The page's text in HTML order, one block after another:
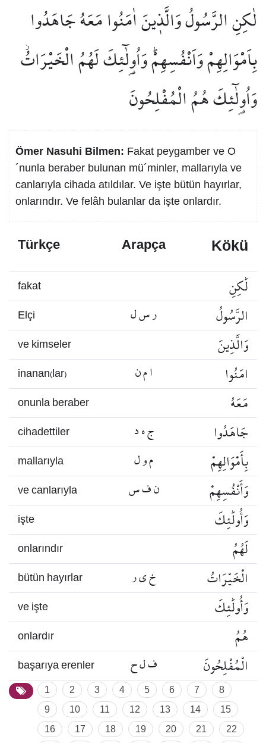
لٰكِنِ الرَّسُولُ وَالَّذ۪ينَ اٰمَنُوا مَعَهُ جَاهَدُوا
بِاَمْوَالِهِمْ وَاَنْفُسِهِمْۜ وَاُو۬لٰٓئِكَ لَهُمُ الْخَيْرَاتُۘ
وَاُو۬لٰٓئِكَ هُمُ الْمُفْلِحُونَ
Ömer Nasuhi Bilmen: Fakat peygamber ve O
´nunla beraber bulunan mü´minler, mallarıyla ve
canlarıyla cihada atıldılar. Ve işte bütün hayırlar,
onlarındır. Ve felâh bulanlar da işte onlardır.
Türkçe Arapça Kökü
fakat لَٰكِنِ
Elçi ر س ل الرَّسُولُ
ve kimseler وَالَّذِينَ
inanan(lar) ا م ن امَنُوا
onunla beraber مَعَهُ
cihadettiler ج ه د جَاهَدُوا
mallarıyla م و ل بِأَمْوَالِهِمْ
ve canlarıyla ن ف س وَأَنْفُسِهِمْ
işte وَأُولَٰئِكَ
onlarındır لَهُمُ
bütün hayırlar خ ي ر الْخَيْرَاتُ
ve işte وَأُولَٰئِكَ
onlardır هُمُ
başarıya erenler ف ل ح الْمُفْلِحُونَ
1 2 3 4 5 6 7
8
9
10 11 12 13 14
15
16
17 18 19 20 21
22